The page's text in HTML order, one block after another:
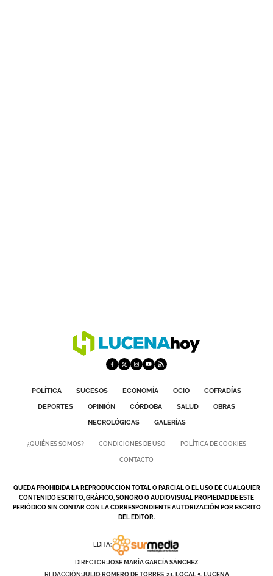
POLÍTICA SUCESOS ECONOMÍA OCIO
COFRADÍAS
DEPORTES
OPINIÓN CÓRDOBA SALUD
OBRAS
NECROLÓGICAS
GALERÍAS
¿QUIÉNES SOMOS? CONDICIONES DE USO POLÍTICA DE COOKIES
CONTACTO
QUEDA PROHIBIDA LA REPRODUCCION TOTAL O PARCIAL O EL USO DE CUALQUIER
CONTENIDO ESCRITO, GRÁFICO, SONORO O AUDIOVISUAL PROPIEDAD DE ESTE
PERIÓDICO SIN CONTAR CON LA CORRESPONDIENTE AUTORIZACIÓN POR ESCRITO
DEL EDITOR.
EDITA:
DIRECTOR:JOSÉ MARÍA GARCÍA SÁNCHEZ
REDACCIÓN:JULIO ROMERO DE TORRES, 21. LOCAL 5. LUCENA